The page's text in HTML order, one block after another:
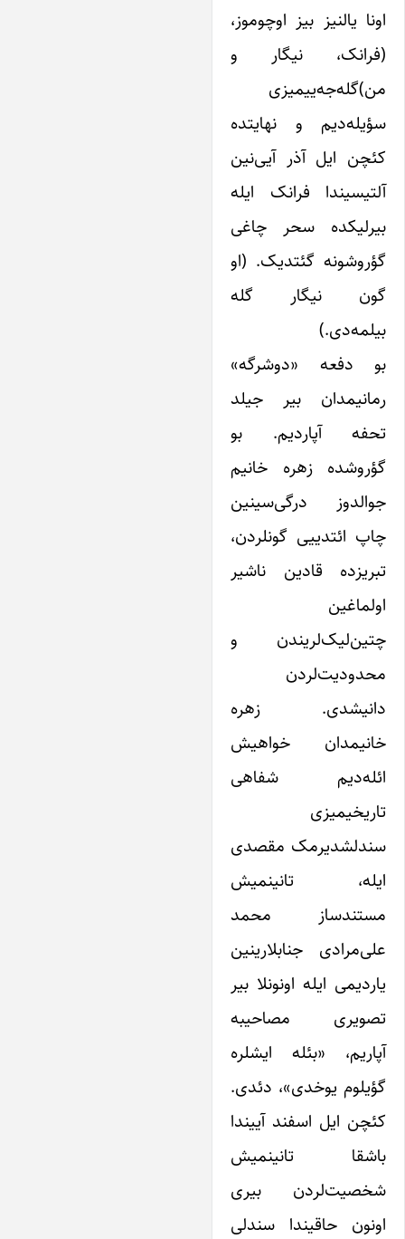
اونا یالنیز بیز اوچوموز،
(فرانک، نیگار و
من)گله‌جه‌ییمیزی
سؤیله‌دیم و نهایتده
کئچن ایل آذر آیی‌نین
آلتیسیندا فرانک ایله
بیرلیکده سحر چاغی
گؤروشونه گئتدیک. (او
گون نیگار گله
بیلمه‌دی.)
بو دفعه «دوشرگه»
رمانیمدان بیر جیلد
تحفه آپاردیم. بو
گؤروشده زهره خانیم
جوالدوز درگی‌سینین
چاپ ائتدییی گونلردن،
تبریزده قادین ناشیر
اولماغین
چتین‌لیک‌لریندن و
محدودیت‌لردن
دانیشدی. زهره
خانیمدان خواهیش
ائله‌دیم شفاهی
تاریخیمیزی
سندلشدیرمک مقصدی
ایله، تانینمیش
مستندساز محمد
علی‌مرادی جنابلارینین
یاردیمی ایله اونونلا بیر
تصویری مصاحیبه
آپاریم، «بئله ایشلره
گؤیلوم یوخدی»، دئدی.
کئچن ایل اسفند آییندا
باشقا تانینمیش
شخصیت‌لردن بیری
اونون حاقیندا سندلی